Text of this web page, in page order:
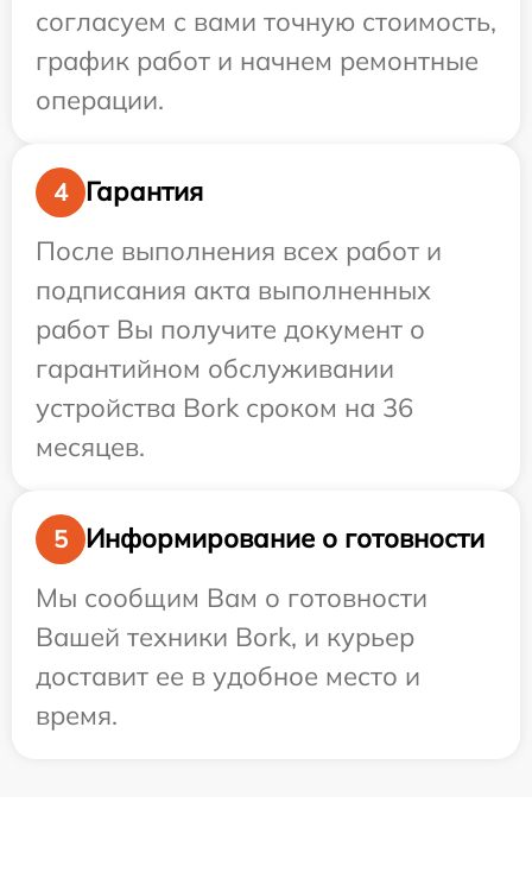
согласуем с вами точную стоимость,
график работ и начнем ремонтные
операции.
4
Гарантия
После выполнения всех работ и
подписания акта выполненных
работ Вы получите документ о
гарантийном обслуживании
устройства Bork сроком на 36
месяцев.
5
Информирование о готовности
Мы сообщим Вам о готовности
Вашей техники Bork, и курьер
доставит ее в удобное место и
время.